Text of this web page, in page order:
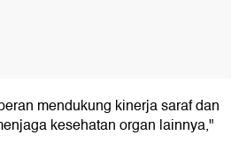
mendukung kinerja saraf dan
kesehatan organ lainnya,"